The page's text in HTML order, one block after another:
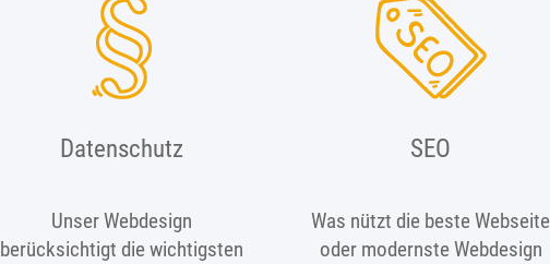
Datenschutz
Unser Webdesign
berücksichtigt die wichtigsten
SEO
Was nützt die beste Webseite
oder modernste Webdesign